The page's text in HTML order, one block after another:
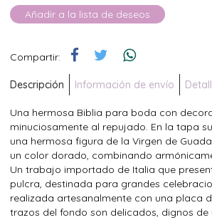
Añadir a la lista de deseos
Compartir:
Descripción Información de envío
Una hermosa Biblia para boda con
minuciosamente al repujado. En la tapa
una hermosa figura de la Virgen de
un color dorado, combinando
Un trabajo importado de Italia que
pulcra, destinada para grandes
realizada artesanalmente con una placa
trazos del fondo son delicados, dignos